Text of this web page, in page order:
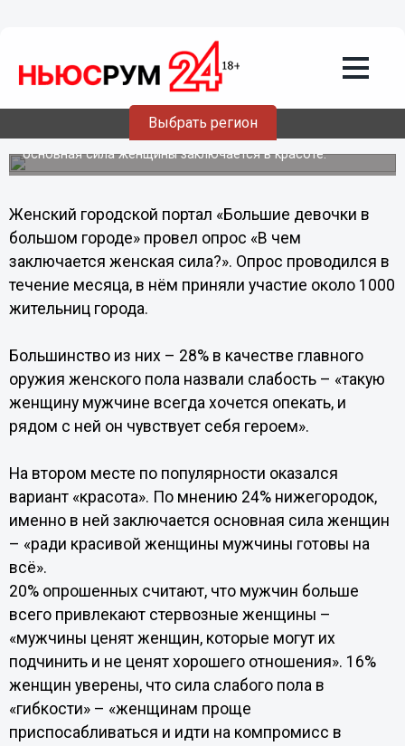
Выбрать регион
07.03.201318:15
Нижегородки считают слабость
главным орудием женского пола
Также, по мнению представительниц прекрасного пола,
основная сила женщины заключается в красоте.
Женский городской портал «Большие девочки в
большом городе» провел опрос «В чем
заключается женская сила?». Опрос проводился в
течение месяца, в нём приняли участие около 1000
жительниц города.
Большинство из них – 28% в качестве главного
оружия женского пола назвали слабость – «такую
женщину мужчине всегда хочется опекать, и
рядом с ней он чувствует себя героем».
На втором месте по популярности оказался
вариант «красота». По мнению 24% нижегородок,
именно в ней заключается основная сила женщин
– «ради красивой женщины мужчины готовы на
всё».
20% опрошенных считают, что мужчин больше
всего привлекают стервозные женщины –
«мужчины ценят женщин, которые могут их
подчинить и не ценят хорошего отношения». 16%
женщин уверены, что сила слабого пола в
«гибкости» – «женщинам проще
приспосабливаться и идти на компромисс в